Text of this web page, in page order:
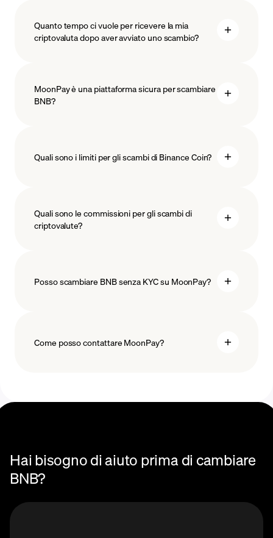
Quanto tempo ci vuole per ricevere la mia
criptovaluta dopo aver avviato uno scambio?
MoonPay è una piattaforma sicura per scambiare
BNB?
Quali sono i limiti per gli scambi di Binance Coin?
Quali sono le commissioni per gli scambi di
criptovalute?
Posso scambiare BNB senza KYC su MoonPay?
Come posso contattare MoonPay?
scambi
Hai bisogno di aiuto prima di cambiare
BNB?